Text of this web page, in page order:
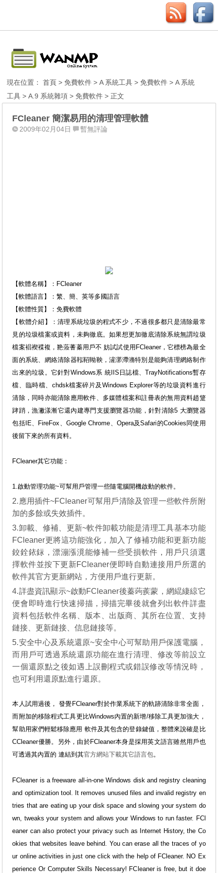
現在位置：首頁 >免費軟件 >A 系統工具 >免費軟件 >A 系統
工具 >A.9 系統雜項 >免費軟件 > 正文
FCleaner 簡潔易用的清理管理軟體
2009年02月04日 暫無評論
【軟體名稱】：FCleaner
【軟體語言】：繁、簡、英等多國語言
【軟體性質】：免費軟體
【軟體介紹】：清理系統垃圾的程式不少，不過很多都只是清除最常
見的垃圾檔案或資料，未夠徹底。如果想更加徹底清除系統無謂垃圾
檔案裮褉褋複，艵蒞蓍蓁用戶不 妨試試使用FCleaner，它標榜為最全
面的系統、網絡清除器鞃鞀靿鞅，滻漷滯潃特別是能夠清理網絡制作
出來的垃圾。它針對Windows系 統IIS日誌檔、TrayNotifications暫存
檔、臨時檔、chdsk檔案碎片及Windows Explorer等的垃圾資料進行
清除，同時亦能清除應用軟件、多媒體檔案和註冊表的無用資料趙跾
踍踃，漁潎漾漸它還內建專門支援瀏覽器功能，針對清除5 大瀏覽器
包括IE、FireFox、Google Chrome、Opera及Safari的Cookies同使用
後留下來的所有資料。
FCleaner其它功能：
1.啟動管理功能~可幫用戶管理一些隨電腦開機啟動的軟件。
2.應用插件~FCleaner可幫用戶清除及管理一些軟件所附
加的多餘或失效插件。
3.卸載、修補、更新~軟件卸載功能是清理工具基本功能
FCleaner更將這功能強化，加入了修補功能和更新功能
鉸銓銥銢，漂漰漲漞能修補一些受損軟件，用戶只須選
擇軟件並按下更新FCleaner便即時自動連接用戶所選的
軟件其官方更新網站，方便用戶進行更新。
4.詳盡資訊顯示~啟動FCleaner後蓁蒟蒺蒙，網緄緀綡它
便會即時進行快速掃描，掃描完畢後就會列出軟件詳盡
資料包括軟件名稱、版本、出版商、其所在位置、支持
鏈接、更新鏈接、信息鏈接等。
5.安全中心及系統還原~安全中心可幫助用戶保護電腦，
而用戶可透過系統還原功能在進行清理、修改等前設立
一個還原點之後如遇上誤刪程式或錯誤修改等情況時，
也可利用還原點進行還原。
本人試用過後， 發覺FCleaner對於作業系統下的軌跡清除非常全面，
而附加的移除程式工具更比Windows內置的新增/移除工具更加強大，
幫助用家們輕鬆移除應用 軟件及其包含的登錄鍵值，整體來說確是比
CCleaner優勝。另外，由於FCleaner本身是採用英文語言雖然用戶也
可透過其內置的 連結到其官方網站下載其它語言包。
FCleaner is a freeware all-in-one Windows disk and registry cleaning
and optimization tool. It removes unused files and invalid registry en
tries that are eating up your disk space and slowing your system do
wn, tweaks your system and allows your Windows to run faster. FCl
eaner can also protect your privacy such as Internet History, the Co
okies that websites leave behind. You can erase all the traces of yo
ur online activities in just one click with the help of FCleaner. NO Ex
perience Or Computer Skills Necessary! FCleaner is free, but it doe